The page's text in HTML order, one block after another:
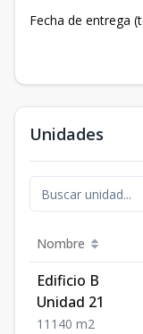
Fecha de entrega
Unidades
Nombre
Edificio B
Unidad 21
1 1 1 40 m2